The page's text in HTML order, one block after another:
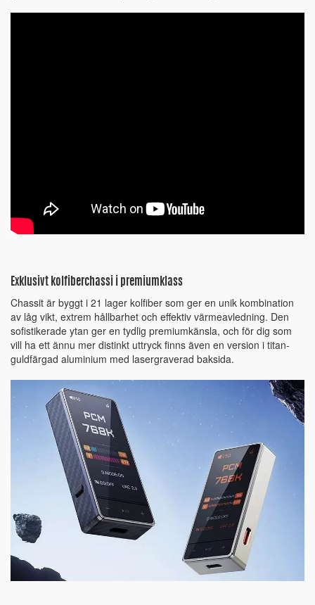
Exklusivt kolfiberchassi i premiumklass
Chassit är byggt i 21 lager kolfiber som ger en unik kombination
av låg vikt, extrem hållbarhet och effektiv värmeavledning. Den
sofistikerade ytan ger en tydlig premiumkänsla, och för dig som
vill ha ett ännu mer distinkt uttryck finns även en version i titan-
guldfärgad aluminium med lasergraverad baksida.